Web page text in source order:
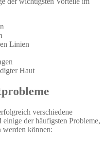
Linien
Haut
verschiedene
der häufigsten Probleme,
werden können: